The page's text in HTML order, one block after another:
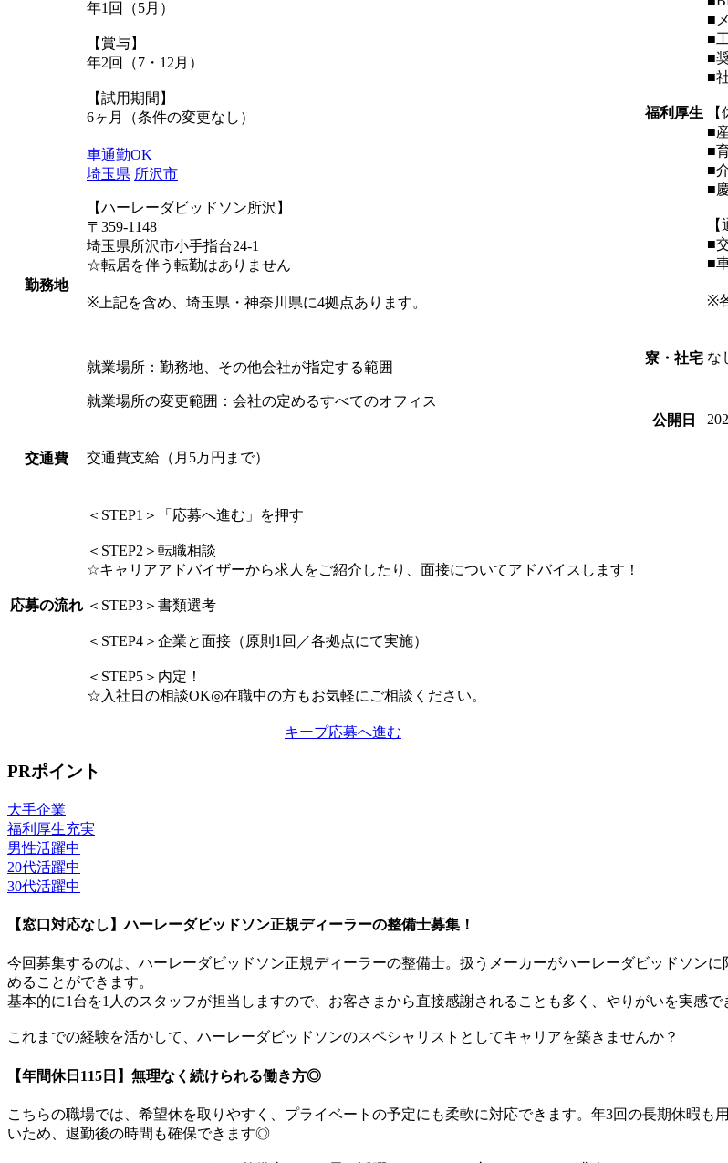
年1回（5月）
【賞与】
年2回（7・12月）
【試用期間】
6ヶ月（条件の変更なし）
勤務地
車通勤OK
埼玉県 所沢市
【ハーレーダビッドソン所沢】
〒359-1148
埼玉県所沢市小手指台24-1
☆転居を伴う転勤はありません
※上記を含め、埼玉県・神奈川県に4拠点あります。
就業場所：勤務地、その他会社が指定する範囲
就業場所の変更範囲：会社の定めるすべてのオフィス
交通費 交通費支給（月5万円まで）
応募の流れ
＜STEP1＞「応募へ進む」を押す
＜STEP2＞転職相談
☆キャリアアドバイザーから求人をご紹介したり、面接についてアドバイスします！
＜STEP3＞書類選考
＜STEP4＞企業と面接（原則1回／各拠点にて実施）
＜STEP5＞内定！
☆入社日の相談OK◎在職中の方もお気軽にご相談ください。
福利厚生
■
■
■
■
■
■
■
■
■
■
※
寮・社宅 な
公開日
キープ応募へ進む
PRポイント
大手企業
福利厚生充実
男性活躍中
20代活躍中
30代活躍中
【窓口対応なし】ハーレーダビッドソン正規ディーラーの整備士募集！
今回募集するのは、ハーレーダビッドソン正規ディーラーの整備士。扱うメーカーがハーレーダビッドソン
めることができます。
基本的に1台を1人のスタッフが担当しますので、お客さまから直接感謝されることも多く、やりがいを実感で
これまでの経験を活かして、ハーレーダビッドソンのスペシャリストとしてキャリアを築きませんか？
【年間休日115日】無理なく続けられる働き方◎
こちらの職場では、希望休を取りやすく、プライベートの予定にも柔軟に対応できます。年3回の長期休暇
いため、退勤後の時間も確保できます◎